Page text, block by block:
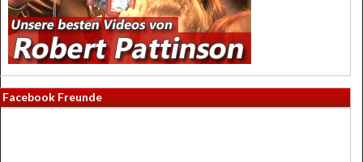
Facebook Freunde